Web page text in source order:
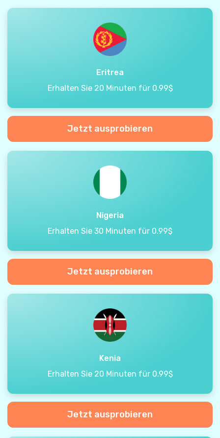
Eritrea
Erhalten Sie 20 Minuten für 0.99$
Jetzt ausprobieren
Nigeria
Erhalten Sie 30 Minuten für 0.99$
Jetzt ausprobieren
Kenia
Erhalten Sie 20 Minuten für 0.99$
Jetzt ausprobieren